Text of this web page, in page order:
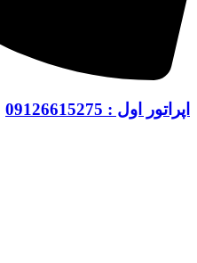
اپراتور اول : 09126615275